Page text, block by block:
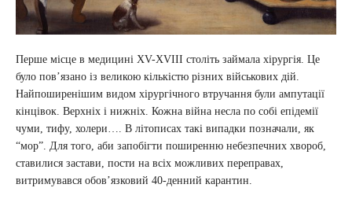
Перше місце в медицині XV-XVIII століть займала хірургія. Це
було пов’язано із великою кількістю різних військових дій.
Найпоширенішим видом хірургічного втручання були ампутації
кінцівок. Верхніх і нижніх. Кожна війна несла по собі епідемії
чуми, тифу, холери…. В літописах такі випадки позначали, як
“мор”. Для того, аби запобігти поширенню небезпечних хвороб,
ставилися застави, пости на всіх можливих переправах,
витримувався обов’язковий 40-денний карантин.